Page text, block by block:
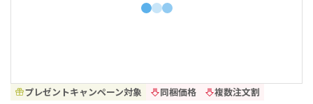
プレゼントキャンペーン対象 同梱価格 複数注文割